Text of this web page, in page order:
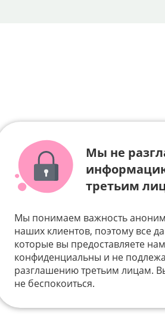
Мы не
третьим
Мы понимаем важность
наших клиентов, поэтому все
которые вы предоставляете
конфиденциальны и не
разглашению третьим лицам.
не беспокоиться.